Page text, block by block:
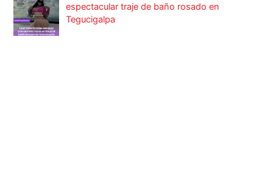
espectacular traje de baño rosado en
Tegucigalpa